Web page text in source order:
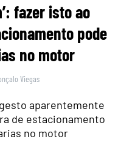
fazer isto ao
pode
no motor
Viegas
aparentemente
de estacionamento
no motor